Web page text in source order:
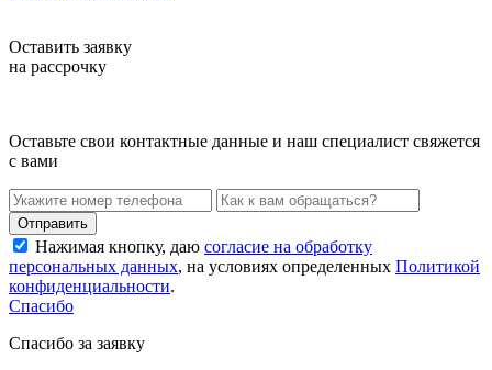
Оставить заявку
на рассрочку
Оставьте свои контактные данные и наш специалист свяжется
с вами
Нажимая кнопку, даю согласие на обработку
персональных данных, на условиях определенных Политикой
конфиденциальности.
Спасибо
Спасибо за заявку